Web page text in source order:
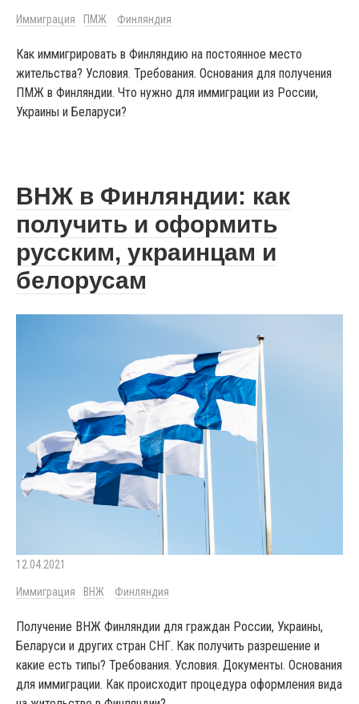
Иммиграция ПМЖ Финляндия
Как иммигрировать в Финляндию на постоянное место
жительства? Условия. Требования. Основания для получения
ПМЖ в Финляндии. Что нужно для иммиграции из России,
Украины и Беларуси?
ВНЖ в Финляндии: как
получить и оформить
русским, украинцам и
белорусам
12.04.2021
Иммиграция ВНЖ Финляндия
Получение ВНЖ Финляндии для граждан России, Украины,
Беларуси и других стран СНГ. Как получить разрешение и
какие есть типы? Требования. Условия. Документы. Основания
для иммиграции. Как происходит процедура оформления вида